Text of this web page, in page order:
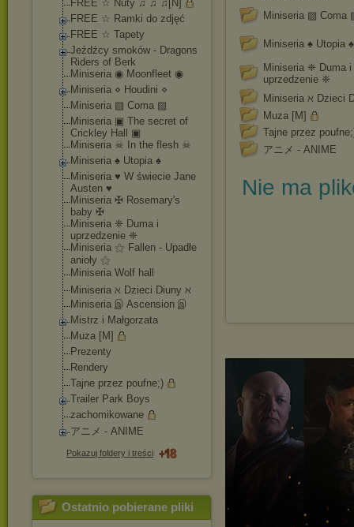
FREE ☆ Nuty ♫ ♫ ♫[N]
FREE ☆ Ramki do zdjęć
FREE ☆ Tapety
Jeźdźcy smoków - Dragons
Riders of Berk
Miniseria ◉ Moonfleet ◉
Miniseria ⋄ Houdini ⋄
Miniseria ▨ Coma ▨
Miniseria ▣ The secret of
Crickley Hall ▣
Miniseria ☠ In the flesh ☠
Miniseria ♠ Utopia ♠
Miniseria ♥ W świecie Jane
Austen ♥
Miniseria ✠ Rosemary's
baby ✠
Miniseria ❈ Duma i
uprzedzenie ❈
Miniseria ⚝ Fallen - Upadłe
anioły ⚝
Miniseria Wolf hall
Miniseria ℵ Dzieci Diuny ℵ
Miniseria இ Ascension இ
Mistrz i Małgorzata
Muza [M]
Prezenty
Rendery
Tajne przez poufne;)
Trailer Park Boys
zachomikowane
アニメ - ANIME
Pokazuj foldery i treści
Ostatnio pobierane pliki
Miniseria ▨ Coma
Miniseria ♠ Utopia ♠
Miniseria ❈ Duma i
uprzedzenie ❈
Miniseria ℵ Dzieci
Muza [M]
Tajne przez
アニメ - ANIME
Nie ma